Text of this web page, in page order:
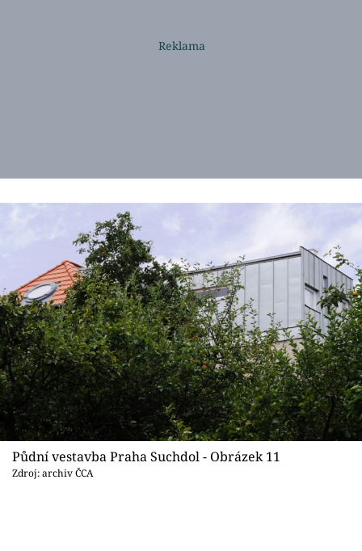
Půdní vestavba Praha Suchdol - Obrázek 11
Zdroj: archiv ČCA